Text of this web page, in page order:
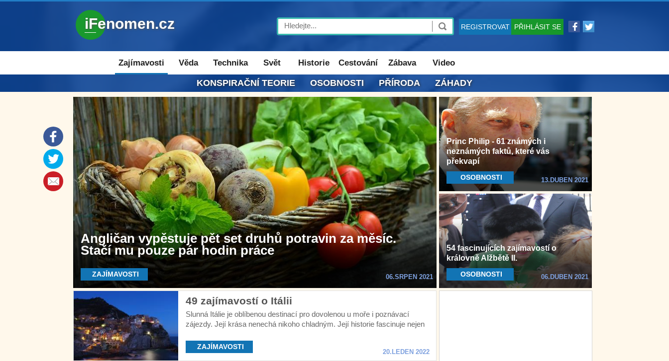
iFenomen.cz REGISTROVAT PŘIHLÁSIT SE
Search
Zajímavosti Věda Technika Svět Historie Cestování Zábava Video
KONSPIRAČNÍ TEORIE OSOBNOSTI PŘÍRODA ZÁHADY
Angličan vypěstuje pět set druhů potravin za měsíc.
Stačí mu pouze pár hodin práce
ZAJÍMAVOSTI 06.SRPEN 2021
Princ Philip - 61 známých i
neznámých faktů, které vás
překvapí
OSOBNOSTI 13.DUBEN 2021
54 fascinujících zajímavostí o
královně Alžbětě II.
OSOBNOSTI 06.DUBEN 2021
49 zajímavostí o Itálii
Slunná Itálie je oblíbenou destinací pro dovolenou u moře i poznávací
zájezdy. Její krása nenechá nikoho chladným. Její historie fascinuje nejen
ZAJÍMAVOSTI
20.LEDEN 2022